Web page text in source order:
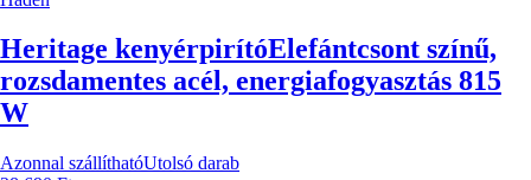
Heritage kenyérpirítóElefántcsont színű,
rozsdamentes acél, energiafogyasztás 815
W
Azonnal szállíthatóUtolsó darab